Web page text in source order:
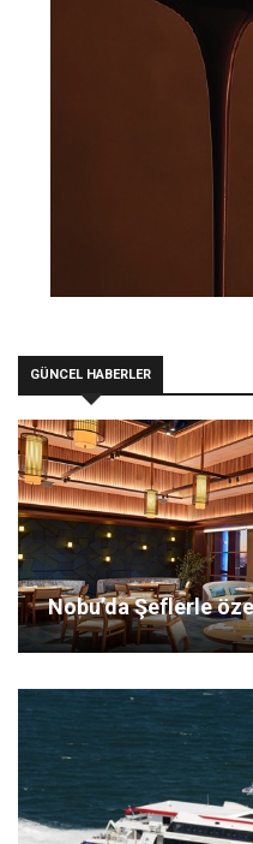
GÜNCEL HABERLER
Nobu’da Şeflerle